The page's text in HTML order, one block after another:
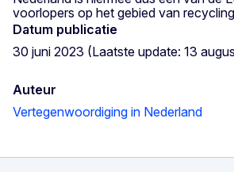
voorlopers op het gebied van
Datum publicatie
30 juni 2023 (Laatste update: 13
Auteur
Vertegenwoordiging in Nederland